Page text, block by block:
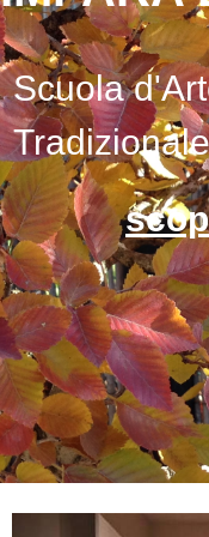
Scuola